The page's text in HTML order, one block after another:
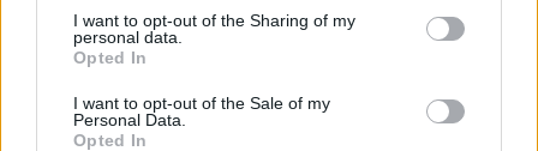
I want to opt-out of the Sharing of my
personal data.
Opted In
I want to opt-out of the Sale of my
Personal Data.
Opted In
__ Guimarães, presidiu a constituinte
de 1988